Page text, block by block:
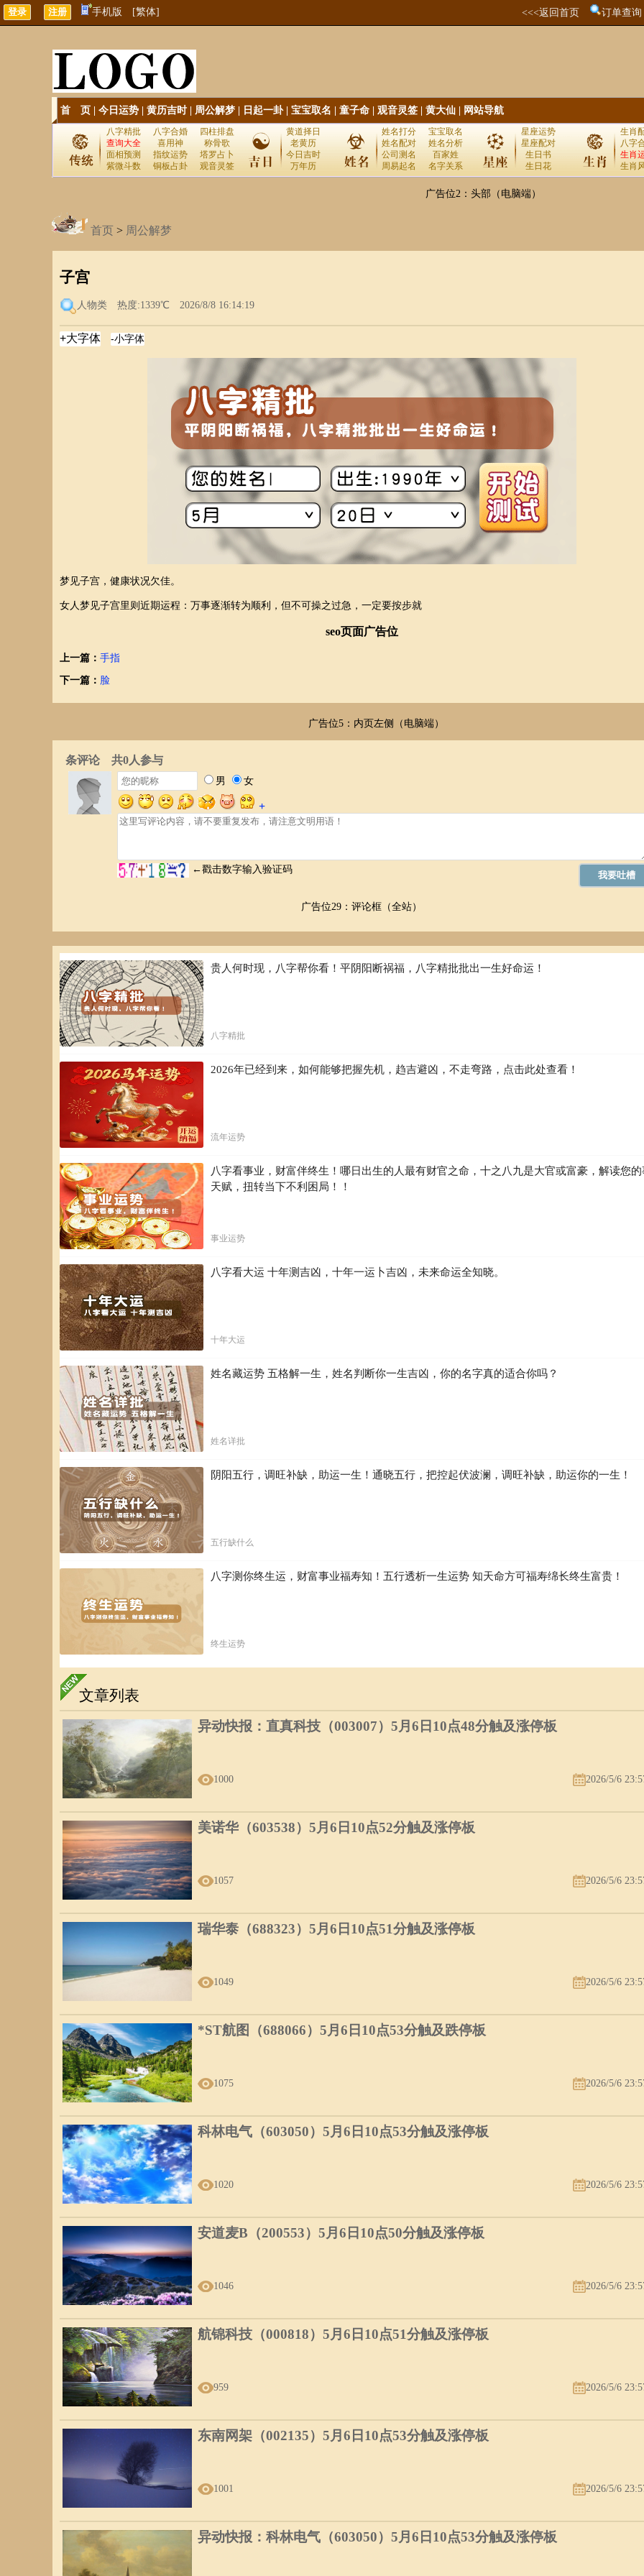
手机版 [繁体] <<<返回首页 订单查询
首 页 今日运势 黄历吉时| 周公解梦 日起一卦| 宝宝取名 童子命 观音灵签 黄大仙 网站导航
八字精批 八字合婚
四柱排盘
查询大全
喜用神
称骨歌
面相预测
指纹运势
塔罗占卜
紫微斗数
铜板占卦 观音灵签
黄道择日
老黄历
今日吉时
万年历
姓名打分
宝宝取名
姓名配对
姓名分析
公司测名
百家姓
周易起名
名字关系
星座运势
星座配对
生日书
生日花
生肖
八字
生肖
生肖
广告位2：头部（电脑端）
首页 > 周公解梦
子宫
人物类 热度:1339℃ 2026/8/8 16:14:19
梦见子宫，健康状况欠佳。
女人梦见子宫里则近期运程：万事逐渐转为顺利，但不可操之过急，一定要按步就
seo页面广告位
上一篇： 手指
下一篇： 脸
广告位5：内页左侧（电脑端）
广告位29：评论框（全站）
贵人何时现，八字帮你看！平阴阳断祸福，八字精批批出一生好命运！
八字精批
2026年已经到来，如何能够把握先机，趋吉避凶，不走弯路，点击此处查看！
流年运势
八字看事业，财富伴终生！哪日出生的人最有财官之命，十之八九是大官或富豪，解读您的
天赋，扭转当下不利困局！！
事业运势
八字看大运 十年测吉凶，十年一运卜吉凶，未来命运全知晓。
十年大运
姓名藏运势 五格解一生，姓名判断你一生吉凶，你的名字真的适合你吗？
姓名详批
阴阳五行，调旺补缺，助运一生！通晓五行，把控起伏波澜，调旺补缺，助运你的一生！
五行缺什么
八字测你终生运，财富事业福寿知！五行透析一生运势 知天命方可福寿绵长终生富贵！
终生运势
文章列表
异动快报：直真科技（003007）5月6日10点48分触及涨停板
1000 2026/5/6
美诺华（603538）5月6日10点52分触及涨停板
1057 2026/5/6
瑞华泰（688323）5月6日10点51分触及涨停板
1049 2026/5/6
*ST航图（688066）5月6日10点53分触及跌停板
1075 2026/5/6
科林电气（603050）5月6日10点53分触及涨停板
1020 2026/5/6
安道麦B（200553）5月6日10点50分触及涨停板
1046 2026/5/6
航锦科技（000818）5月6日10点51分触及涨停板
959 2026/5/6
东南网架（002135）5月6日10点53分触及涨停板
1001 2026/5/6
异动快报：科林电气（603050）5月6日10点53分触及涨停板